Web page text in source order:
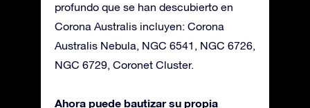
profundo que se han descubierto en
Corona Australis incluyen: Corona
Australis Nebula, NGC 6541, NGC 6726,
NGC 6729, Coronet Cluster.
Ahora puede bautizar su propia